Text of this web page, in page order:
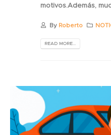
motivos.Además,
By Roberto
READ MORE...